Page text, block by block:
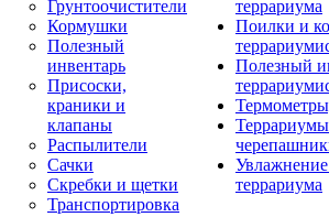
Грунтоочистители
Кормушки
Полезный
инвентарь
Присоски,
краники и
клапаны
Распылители
Сачки
Скребки и щетки
Транспортировка
террариума
Поилки и
Полезный
террариума